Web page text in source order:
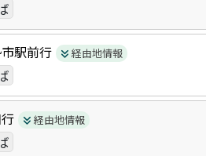
駅前行 経由地情報
行 経由地情報